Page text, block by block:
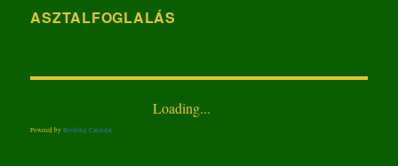
ASZTALFOGLALÁS
Loading...
Powered byBooking Calendar